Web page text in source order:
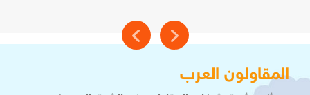
المقاولون العرب